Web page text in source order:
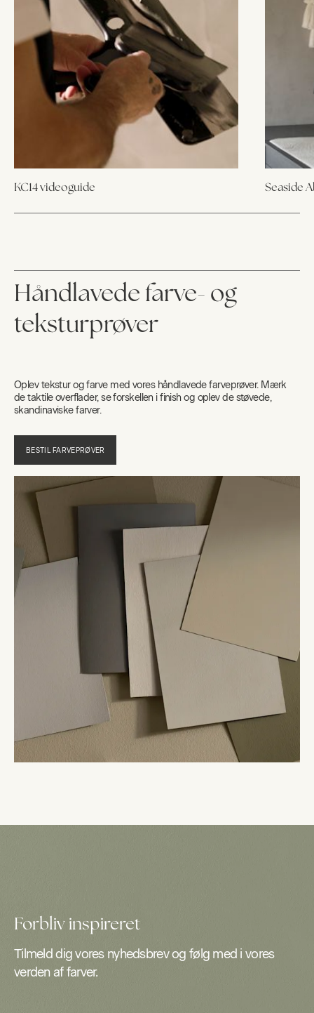
KC14 videoguide Seaside
Håndlavede farve- og
teksturprøver
Oplev tekstur og farve med vores håndlavede farveprøver. Mærk
de taktile overflader, se forskellen i finish og oplev de støvede,
skandinaviske farver.
BESTIL FARVEPRØVER
Forbliv inspireret
Tilmeld dig vores nyhedsbrev og følg med i vores
verden af farver.